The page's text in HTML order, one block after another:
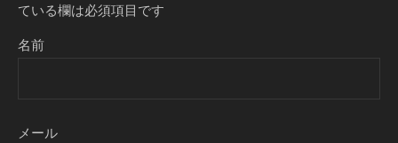
ている欄は必須項目です
名前
メール